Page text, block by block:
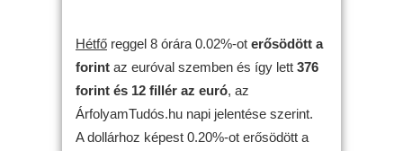
Hétfő reggel 8 órára 0.02%-ot erősödött a
forint az euróval szemben és így lett 376
forint és 12 fillér az euró, az
ÁrfolyamTudós.hu napi jelentése szerint.
A dollárhoz képest 0.20%-ot erősödött a